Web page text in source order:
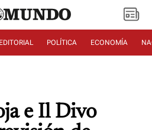
EDITORIAL POLÍTICA ECONOMÍA
e Il Divo